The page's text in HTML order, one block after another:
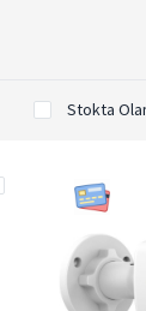
Stokta